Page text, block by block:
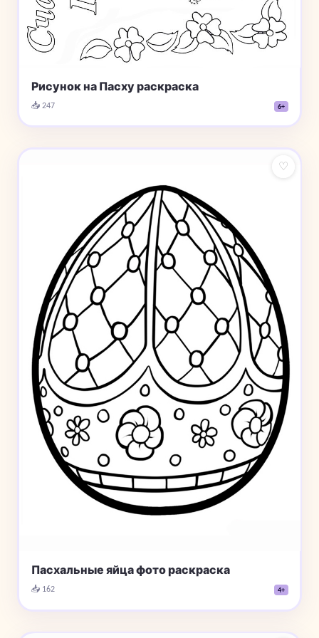
Рисунок на Пасху раскраска
📥 247 6+
♡
Пасхальные яйца фото раскраска
📥 162 4+